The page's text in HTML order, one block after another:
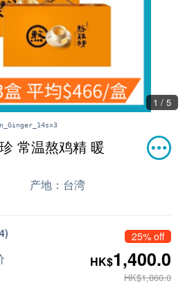
1 / 5
常温熬鸡精 暖
产地： 台湾
25% off
HK$1,400.0
HK$1,860.0